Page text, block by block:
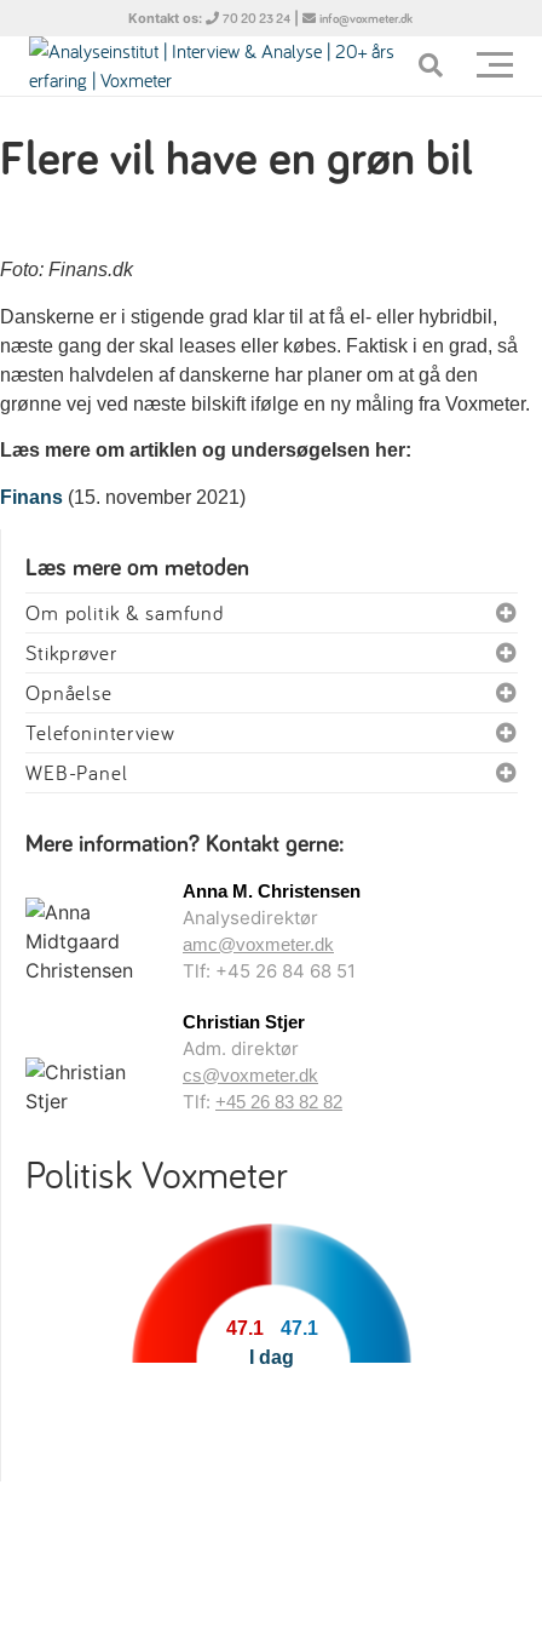
Kontakt os: 70 20 23 24 | info@voxmeter.dk
Flere vil have en grøn bil
Foto: Finans.dk
Danskerne er i stigende grad klar til at få el- eller hybridbil,
næste gang der skal leases eller købes. Faktisk i en grad, så
næsten halvdelen af danskerne har planer om at gå den
grønne vej ved næste bilskift ifølge en ny måling fra Voxmeter.
Læs mere om artiklen og undersøgelsen her:
Finans (15. november 2021)
Læs mere om metoden
Om politik & samfund
Stikprøver
Opnåelse
Telefoninterview
WEB-Panel
Mere information? Kontakt gerne:
Anna M. Christensen
Analysedirektør
amc@voxmeter.dk
Tlf: +45 26 84 68 51
Christian Stjer
Adm. direktør
cs@voxmeter.dk
Tlf: +45 26 83 82 82
Politisk Voxmeter
47.1
47.1
I dag